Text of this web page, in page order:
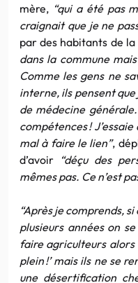
mère, “qui a été pas
craignait que je ne
par des habitants de la
dans la commune
Comme les gens ne
interne, ils pensent que
de médecine
compétences !
mal à faire le lien”,
d’avoir “déçu des
mêmes pas. Ce n’est
“Après je comprends,
plusieurs années on
faire agriculteurs alors
plein !’ mais ils ne se
une désertification